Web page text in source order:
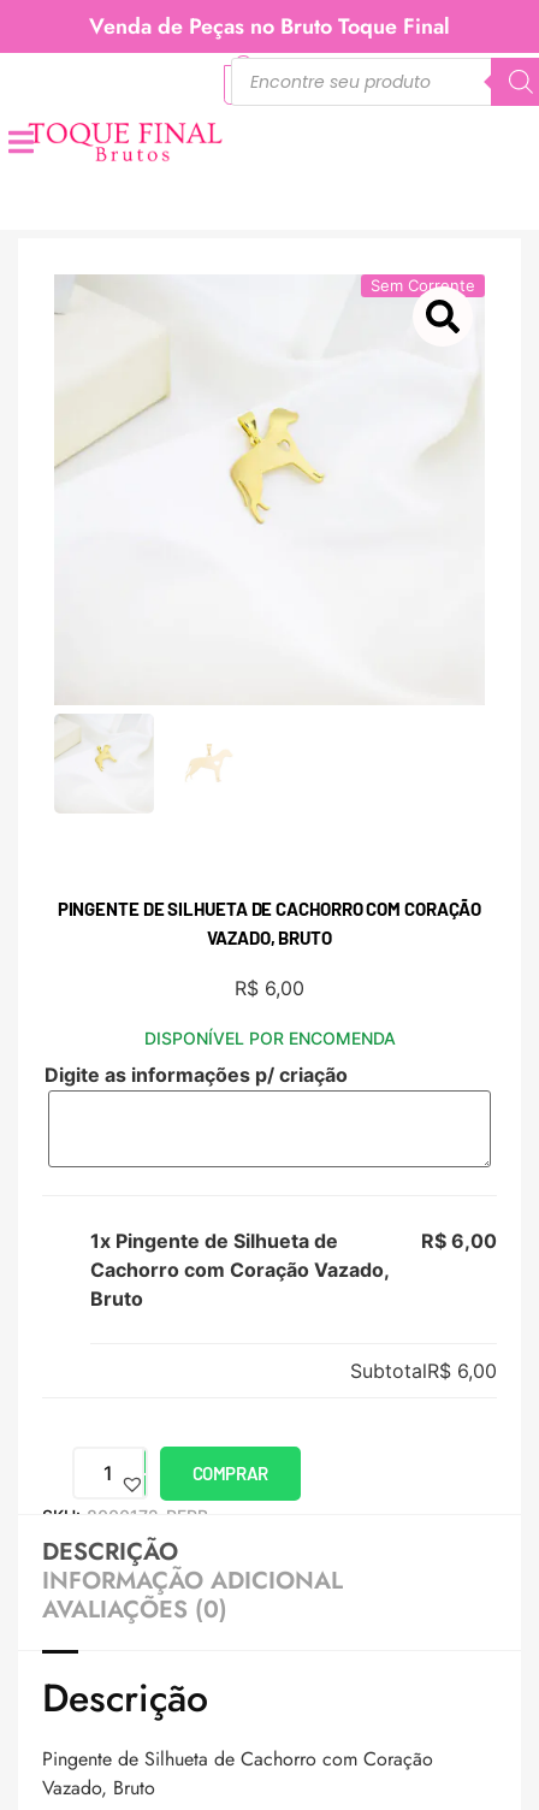
Venda de Peças no Bruto Toque Final
Sem Corrente
PINGENTE DE SILHUETA DE CACHORRO COM CORAÇÃO
VAZADO, BRUTO
R$ 6,00
DISPONÍVEL POR ENCOMENDA
Digite as informações p/ criação
1x Pingente de Silhueta de
Cachorro com Coração Vazado,
Bruto
R$ 6,00
SubtotalR$ 6,00
COMPRAR
SKU: 8000172-PERB
DESCRIÇÃO
INFORMAÇÃO ADICIONAL
AVALIAÇÕES (0)
Descrição
Pingente de Silhueta de Cachorro com Coração
Vazado, Bruto